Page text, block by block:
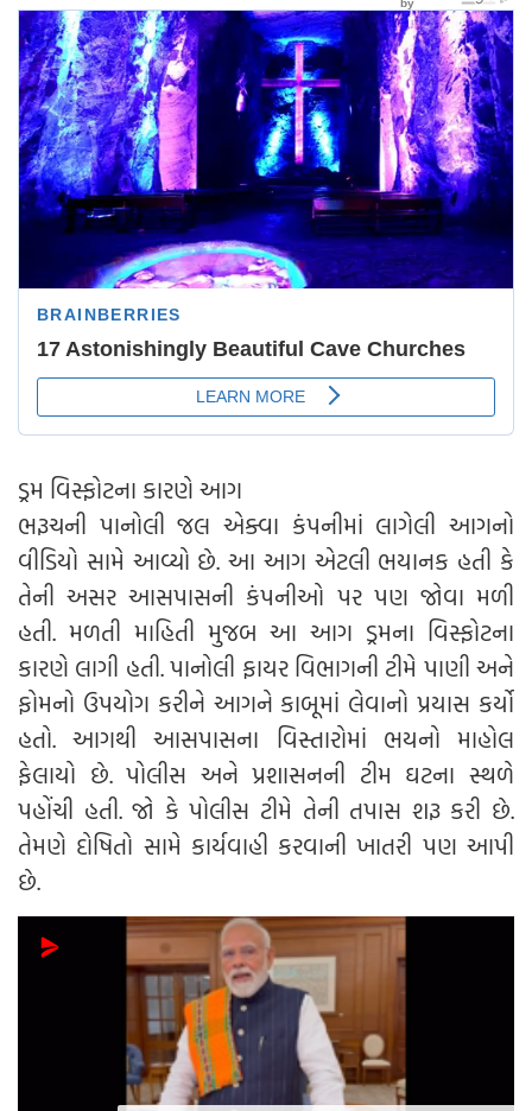
ડ્રમ વિસ્ફોટના કારણે આગ
ભરૂચની પાનોલી જલ એક્વા કંપનીમાં લાગેલી આગનો
વીડિયો સામે આવ્યો છે. આ આગ એટલી ભયાનક હતી કે
તેની અસર આસપાસની કંપનીઓ પર પણ જોવા મળી
હતી. મળતી માહિતી મુજબ આ આગ ડ્રમના વિસ્ફોટના
કારણે લાગી હતી. પાનોલી ફાયર વિભાગની ટીમે પાણી અને
ફોમનો ઉપયોગ કરીને આગને કાબૂમાં લેવાનો પ્રયાસ કર્યો
હતો. આગથી આસપાસના વિસ્તારોમાં ભયનો માહોલ
ફેલાયો છે. પોલીસ અને પ્રશાસનની ટીમ ઘટના સ્થળે
પહોંચી હતી. જો કે પોલીસ ટીમે તેની તપાસ શરૂ કરી છે.
તેમણે દોષિતો સામે કાર્યવાહી કરવાની ખાતરી પણ આપી
છે.